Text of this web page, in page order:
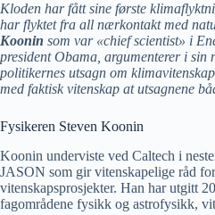
Kloden har fått sine første
har flyktet fra all nærkontakt med
Koonin som var «chief scientist» i
president Obama, argumenterer i sin
politikernes utsagn om
med faktisk vitenskap at utsagnene
Fysikeren Steven Koonin
Koonin underviste ved Caltech i
JASON som gir vitenskapelige råd
vitenskapsprosjekter. Han har utgitt
fagområdene fysikk og astrofysikk,